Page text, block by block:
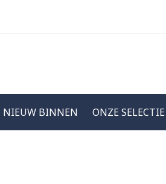
NIEUW BINNEN ONZE SELECTIE